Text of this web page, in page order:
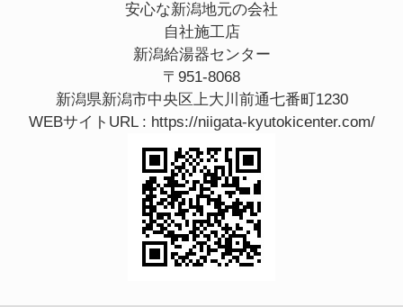
安心な新潟地元の会社
自社施工店
新潟給湯器センター
〒951-8068
新潟県新潟市中央区上大川前通七番町1230
WEBサイトURL : https://niigata-kyutokicenter.com/